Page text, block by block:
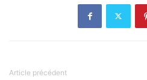
Article précédent